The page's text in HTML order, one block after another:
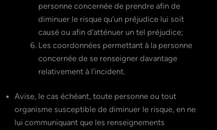
personne concernée de prendre afin de
diminuer le risque qu’un préjudice lui soit
causé ou afin d’atténuer un tel préjudice;
Les coordonnées permettant à la personne
concernée de se renseigner davantage
relativement à l’incident.
Avise, le cas échéant, toute personne ou tout
organisme susceptible de diminuer le risque, en ne
lui communiquant que les renseignements